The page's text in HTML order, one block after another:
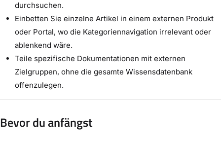
durchsuchen.
Einbetten Sie einzelne Artikel in einem externen Produkt
oder Portal, wo die Kategoriennavigation irrelevant oder
ablenkend wäre.
Teile spezifische Dokumentationen mit externen
Zielgruppen, ohne die gesamte Wissensdatenbank
offenzulegen.
Bevor du anfängst